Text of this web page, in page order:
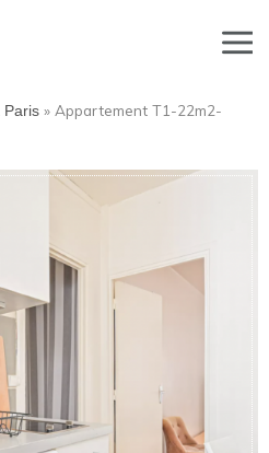
Paris » Appartement T1-22m2-